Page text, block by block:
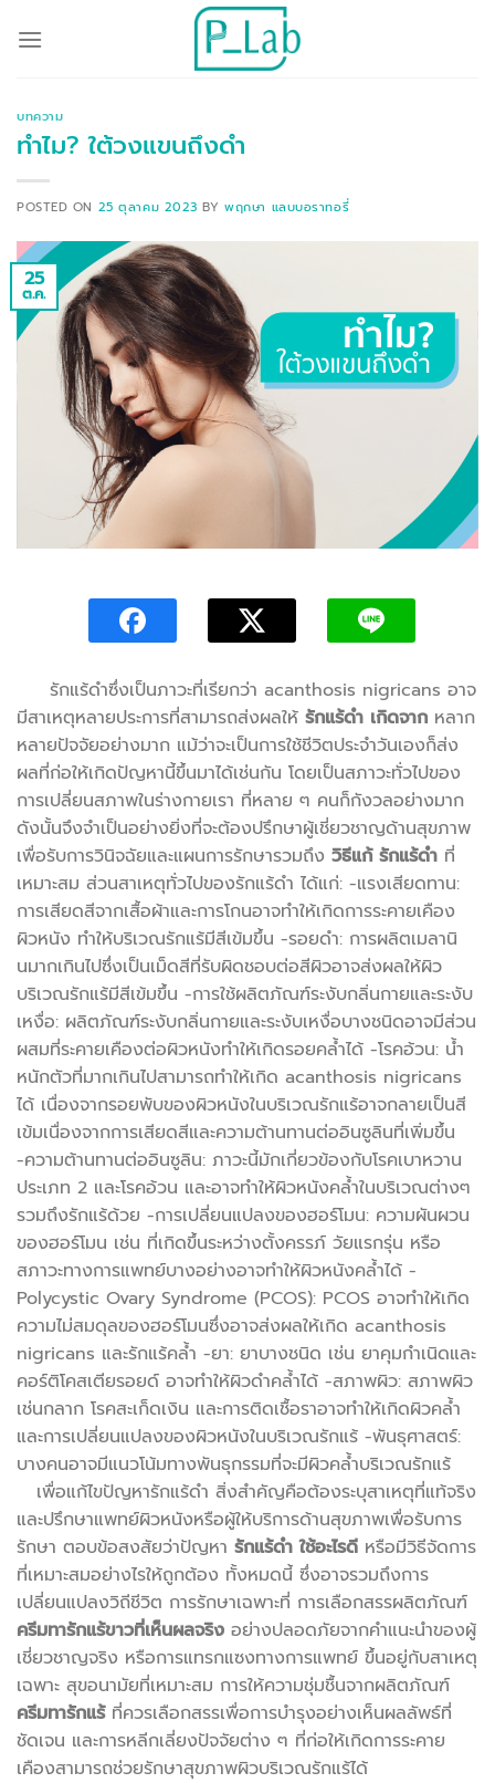
บทความ
ทำไม? ใต้วงแขนถึงดำ
POSTED ON 25 ตุลาคม 2023 BYพฤกษา แลบบอราทอรี่
25
ต.ค.
รักแร้ดำซึ่งเป็นภาวะที่เรียกว่า acanthosis nigricans อาจ
มีสาเหตุหลายประการที่สามารถส่งผลให้ รักแร้ดำ เกิดจาก หลาก
หลายปัจจัยอย่างมาก แม้ว่าจะเป็นการใช้ชีวิตประจำวันเองก็ส่ง
ผลที่ก่อให้เกิดปัญหานี้ขึ้นมาได้เช่นกัน โดยเป็นสภาวะทั่วไปของ
การเปลี่ยนสภาพในร่างกายเรา ที่หลาย ๆ คนก็กังวลอย่างมาก
ดังนั้นจึงจำเป็นอย่างยิ่งที่จะต้องปรึกษาผู้เชี่ยวชาญด้านสุขภาพ
เพื่อรับการวินิจฉัยและแผนการรักษารวมถึง วิธีแก้ รักแร้ดำ ที่
เหมาะสม ส่วนสาเหตุทั่วไปของรักแร้ดำ ได้แก่: -แรงเสียดทาน:
การเสียดสีจากเสื้อผ้าและการโกนอาจทำให้เกิดการระคายเคือง
ผิวหนัง ทำให้บริเวณรักแร้มีสีเข้มขึ้น -รอยดำ: การผลิตเมลานิ
นมากเกินไปซึ่งเป็นเม็ดสีที่รับผิดชอบต่อสีผิวอาจส่งผลให้ผิว
บริเวณรักแร้มีสีเข้มขึ้น -การใช้ผลิตภัณฑ์ระงับกลิ่นกายและระงับ
เหงื่อ: ผลิตภัณฑ์ระงับกลิ่นกายและระงับเหงื่อบางชนิดอาจมีส่วน
ผสมที่ระคายเคืองต่อผิวหนังทำให้เกิดรอยคล้ำได้ -โรคอ้วน: น้ำ
หนักตัวที่มากเกินไปสามารถทำให้เกิด acanthosis nigricans
ได้ เนื่องจากรอยพับของผิวหนังในบริเวณรักแร้อาจกลายเป็นสี
เข้มเนื่องจากการเสียดสีและความต้านทานต่ออินซูลินที่เพิ่มขึ้น
-ความต้านทานต่ออินซูลิน: ภาวะนี้มักเกี่ยวข้องกับโรคเบาหวาน
ประเภท 2 และโรคอ้วน และอาจทำให้ผิวหนังคล้ำในบริเวณต่างๆ
รวมถึงรักแร้ด้วย -การเปลี่ยนแปลงของฮอร์โมน: ความผันผวน
ของฮอร์โมน เช่น ที่เกิดขึ้นระหว่างตั้งครรภ์ วัยแรกรุ่น หรือ
สภาวะทางการแพทย์บางอย่างอาจทำให้ผิวหนังคล้ำได้ -
Polycystic Ovary Syndrome (PCOS): PCOS อาจทำให้เกิด
ความไม่สมดุลของฮอร์โมนซึ่งอาจส่งผลให้เกิด acanthosis
nigricans และรักแร้คล้ำ -ยา: ยาบางชนิด เช่น ยาคุมกำเนิดและ
คอร์ติโคสเตียรอยด์ อาจทำให้ผิวดำคล้ำได้ -สภาพผิว: สภาพผิว
เช่นกลาก โรคสะเก็ดเงิน และการติดเชื้อราอาจทำให้เกิดผิวคล้ำ
และการเปลี่ยนแปลงของผิวหนังในบริเวณรักแร้ -พันธุศาสตร์:
บางคนอาจมีแนวโน้มทางพันธุกรรมที่จะมีผิวคล้ำบริเวณรักแร้
เพื่อแก้ไขปัญหารักแร้ดำ สิ่งสำคัญคือต้องระบุสาเหตุที่แท้จริง
และปรึกษาแพทย์ผิวหนังหรือผู้ให้บริการด้านสุขภาพเพื่อรับการ
รักษา ตอบข้อสงสัยว่าปัญหา รักแร้ดำ ใช้อะไรดี หรือมีวิธีจัดการ
ที่เหมาะสมอย่างไรให้ถูกต้อง ทั้งหมดนี้ ซึ่งอาจรวมถึงการ
เปลี่ยนแปลงวิถีชีวิต การรักษาเฉพาะที่ การเลือกสรรผลิตภัณฑ์
ครีมทารักแร้ขาวที่เห็นผลจริง อย่างปลอดภัยจากคำแนะนำของผู้
เชี่ยวชาญจริง หรือการแทรกแซงทางการแพทย์ ขึ้นอยู่กับสาเหตุ
เฉพาะ สุขอนามัยที่เหมาะสม การให้ความชุ่มชื้นจากผลิตภัณฑ์
ครีมทารักแร้ที่ควรเลือกสรรเพื่อการบำรุงอย่างเห็นผลลัพธ์ที่
ชัดเจน และการหลีกเลี่ยงปัจจัยต่าง ๆ ที่ก่อให้เกิดการระคาย
เคืองสามารถช่วยรักษาสุขภาพผิวบริเวณรักแร้ได้